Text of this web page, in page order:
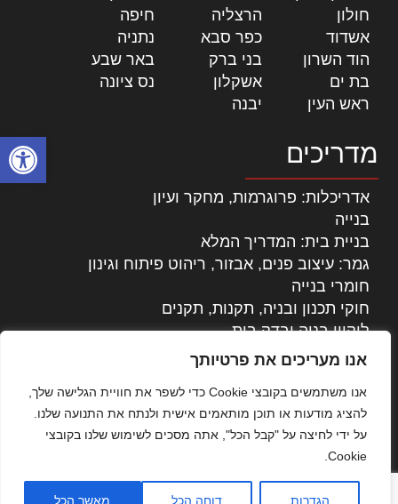
פתח
אנו מעריכים את פרטיותך
אנו משתמשים בקובצי Cookie כדי לשפר את חוויית הגלישה שלך,
להציג מודעות או תוכן מותאמים אישית ולנתח את התנועה שלנו.
על ידי לחיצה על "קבל הכל", אתה מסכים לשימוש שלנו בקובצי
Cookie.
הגדרות דוחה הכל מאשר הכל
חולון
הרצליה חיפה
אשדוד
כפר סבא נתניה
הוד השרון
בני ברק באר שבע
בת ים
אשקלון נס ציונה
ראש העין
יבנה
מדריכים
אדריכלות: פרוגרמות, מחקר ועיון
בנייה
בניית בית: המדריך המלא
גמר: עיצוב פנים, אבזור, ריהוט פיתוח וגינון
חומרי בנייה
חוקי תכנון ובניה, תקנות, תקנים
ליקויי בניה ובדק בית
נדל"ן: זכויות, אגרות ועסקאות
עקרונות ניהול אחזקה מתקדמות
צילום אדריכלי
שיווק נדלן
שיטות בניה: מפרטים והמלצות
תוכן שיווקי